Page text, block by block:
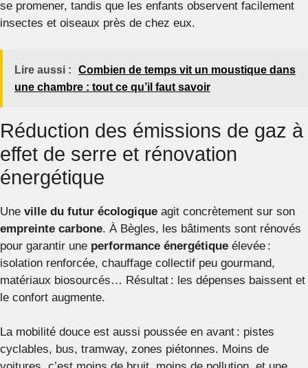
se promener, tandis que les enfants observent facilement
insectes et oiseaux près de chez eux.
Lire aussi :
Combien de temps vit un moustique dans
une chambre : tout ce qu’il faut savoir
Réduction des émissions de gaz à
effet de serre et rénovation
énergétique
Une ville du futur écologique agit concrètement sur son
empreinte carbone. À Bègles, les bâtiments sont rénovés
pour garantir une performance énergétique élevée :
isolation renforcée, chauffage collectif peu gourmand,
matériaux biosourcés… Résultat : les dépenses baissent et
le confort augmente.
La mobilité douce est aussi poussée en avant : pistes
cyclables, bus, tramway, zones piétonnes. Moins de